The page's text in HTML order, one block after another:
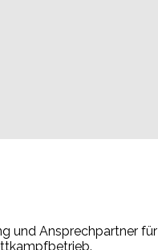
und Ansprechpartner für